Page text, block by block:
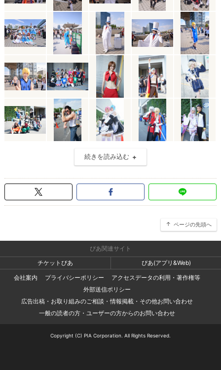
続きを読み込む
ページの先頭へ
ぴあ関連サイト
チケットぴあ
ぴあ(アプリ&Web)
会社案内
プライバシーポリシー
アクセスデータの利用・著作権等
外部送信ポリシー
広告出稿・お取り組みのご相談・情報掲載・その他お問い合わせ
一般の読者の方・ユーザーの方からのお問い合わせ
Copyright (C) PIA Corporation. All Rights Reserved.